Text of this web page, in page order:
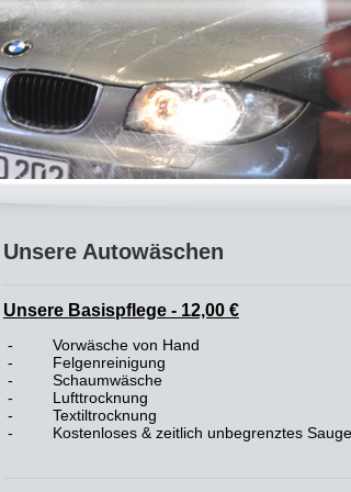
Unsere Autowäschen
Unsere Basispflege - 12,00 €
-
Vorwäsche von Hand
-
Felgenreinigung
-
Schaumwäsche
-
Lufttrocknung
-
Textiltrocknung
-
Kostenloses & zeitlich unbegrenztes